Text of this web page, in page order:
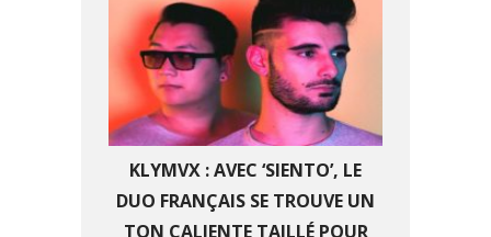
KLYMVX : AVEC ‘SIENTO’, LE
DUO FRANÇAIS SE TROUVE UN
TON CALIENTE TAILLÉ POUR